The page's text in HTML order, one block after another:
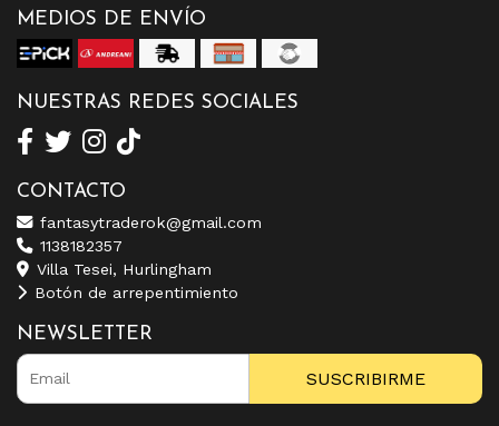
MEDIOS DE ENVÍO
NUESTRAS REDES SOCIALES
CONTACTO
fantasytraderok@gmail.com
1138182357
Villa Tesei, Hurlingham
Botón de arrepentimiento
NEWSLETTER
SUSCRIBIRME